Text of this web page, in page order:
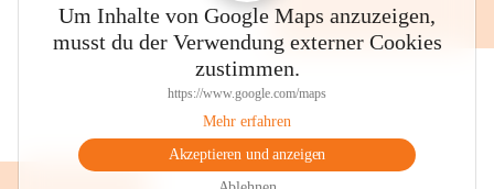
Um Inhalte von Google Maps anzuzeigen,
musst du der Verwendung externer Cookies
zustimmen.
https://www.google.com/maps
Mehr erfahren
Akzeptieren und anzeigen